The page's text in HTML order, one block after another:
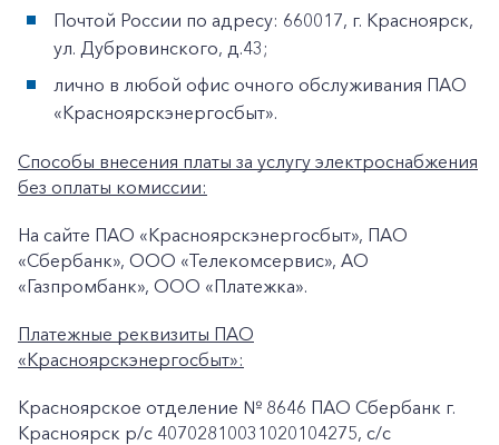
Почтой России по адресу: 660017, г. Красноярск,
ул. Дубровинского, д.43;
лично в любой офис очного обслуживания ПАО
«Красноярскэнергосбыт».
Способы внесения платы за услугу электроснабжения
без оплаты комиссии:
На сайте ПАО «Красноярскэнергосбыт», ПАО
«Сбербанк», ООО «Телекомсервис», АО
«Газпромбанк», ООО «Платежка».
Платежные реквизиты ПАО
«Красноярскэнергосбыт»:
Красноярское отделение № 8646 ПАО Сбербанк г.
Красноярск p/c 40702810031020104275, с/с